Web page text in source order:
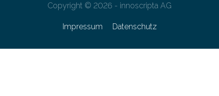
Copyright © 2026 - innoscripta AG
Impressum Datenschutz